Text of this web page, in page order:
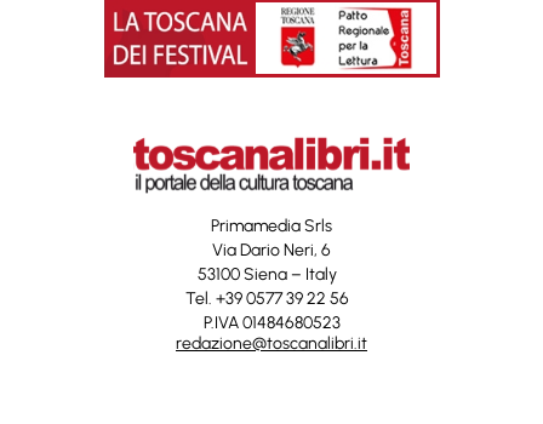
Primamedia Srls
Via Dario Neri, 6
53100 Siena – Italy
Tel. +39 0577 39 22 56
P.IVA 01484680523
redazione@toscanalibri.it